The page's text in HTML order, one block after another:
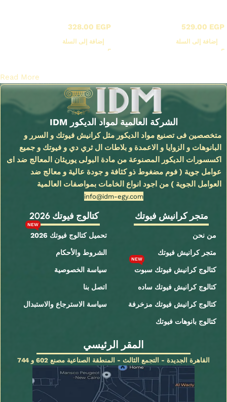
529.00 EGP
إضافة إلى السلة
328.00 EGP
إضافة إلى السلة
Read More
الشركة العالمية لمواد الديكور IDM
متخصصين فى تصنيع مواد الديكور مثل كرانيش فيوتك و السرر و
البانوهات و الزوايا و الاعمدة و بلاطات ال ثري دي و فيوتك و جميع
اكسسورات الديكور المصنوعة من مادة البولى يوريثان المعالج ضد اى
عوامل جوية ( فوم مضغوط ذو كثافة و جودة عالية و معالج ضد
العوامل الجوية ) من اجود انواع الخامات بمواصفات العالمية
info@idm-egy.com
متجر كرانيش فيوتك
من نحن
متجر كرانيش فيوتك
كتالوج كرانيش فيوتك سبوت
NEW
كتالوج كرانيش فيوتك ساده
كتالوج كرانيش فيوتك مزخرفة
كتالوج بانوهات فيوتك
كتالوج فيوتك 2026
تحميل كتالوج فيوتك 2026
NEW
الشروط والأحكام
سياسة الخصوصية
اتصل بنا
سياسة الاسترجاع والاستبدال
المقر الرئيسي
القاهرة الجديدة - التجمع الثالث - المنطقة الصناعية مصنع 602 و 744